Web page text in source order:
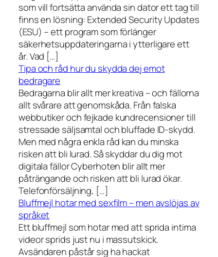
som vill fortsätta använda sin dator ett tag till
finns en lösning: Extended Security Updates
(ESU) – ett program som förlänger
säkerhetsuppdateringarna i ytterligare ett
år. Vad […]
Tipa och råd hur du skydda dej emot
bedragare
Bedragarna blir allt mer kreativa – och fällorna
allt svårare att genomskåda. Från falska
webbutiker och fejkade kundrecensioner till
stressade säljsamtal och bluffade ID-skydd.
Men med några enkla råd kan du minska
risken att bli lurad. Så skyddar du dig mot
digitala fällor Cyberhoten blir allt mer
påträngande och risken att bli lurad ökar.
Telefonförsäljning, […]
Bluffmejl hotar med sexfilm – men avslöjas av
språket
Ett bluffmejl som hotar med att sprida intima
videor sprids just nu i massutskick.
Avsändaren påstår sig ha hackat